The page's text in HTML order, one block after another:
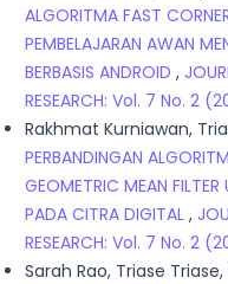
ALGORITMA FAST
PEMBELAJARAN AWAN
BERBASIS ANDROID ,
RESEARCH: Vol. 7 No. 2
Rakhmat Kurniawan,
PERBANDINGAN
GEOMETRIC MEAN FILTER
PADA CITRA DIGITAL ,
RESEARCH: Vol. 7 No. 2
Sarah Rao, Triase